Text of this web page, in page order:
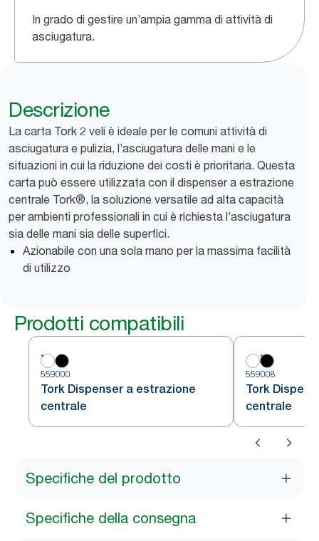
In grado di gestire un’ampia gamma di attività di
asciugatura.
Descrizione
La carta Tork 2 veli è ideale per le comuni attività di
asciugatura e pulizia, l’asciugatura delle mani e le
situazioni in cui la riduzione dei costi è prioritaria. Questa
carta può essere utilizzata con il dispenser a estrazione
centrale Tork®, la soluzione versatile ad alta capacità
per ambienti professionali in cui è richiesta l’asciugatura
sia delle mani sia delle superfici.
Azionabile con una sola mano per la massima facilità
di utilizzo
Prodotti compatibili
559000
Tork Dispenser a estrazione
centrale
559008
Tork
centrale
Specifiche del prodotto
Specifiche della consegna